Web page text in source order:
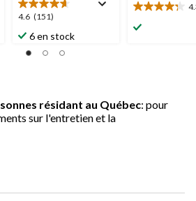
4.6 (151)
4.6
étoile(s)
sur
5.
6 en stock
4.3
étoile(s)
résidant au Québec: pour
sur l'entretien et la